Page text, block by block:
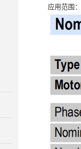
应用范围：